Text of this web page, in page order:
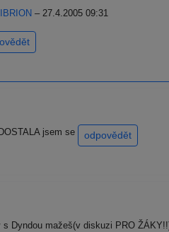
– 27.4.2005 09:31
jsem se odpovědět
Dyndou mažeš(v diskuzi PRO